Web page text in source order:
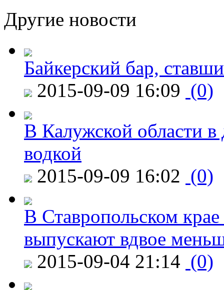
Другие новости
Байкерский бар,
2015-09-09 16:09 (0)
В Калужской области в
водкой
2015-09-09 16:02 (0)
В Ставропольском
выпускают вдвое
2015-09-04 21:14 (0)